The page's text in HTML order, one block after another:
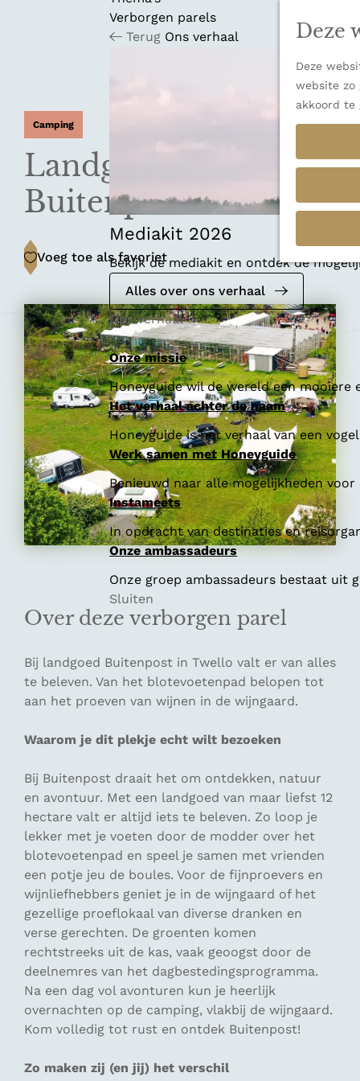
Deze
Deze
website zo
akkoord te
Verborgen parels
Terug Ons verhaal
Mediakit 2026
Bekijk de mediakit en ontdek de
Alles over ons verhaal
Ons verhaal
Onze missie
Honeyguide wil de wereld een
Het verhaal achter de naam
Honeyguide is het verhaal van een
Werk samen met Honeyguide
Benieuwd naar alle mogelijkheden
Instameets
In opdracht van destinaties en
Onze ambassadeurs
Onze groep ambassadeurs bestaat uit
Sluiten
Landgoed
Buitenpost
Camping
Voeg toe als favoriet
Voeg toe als favoriet
Over deze verborgen parel
Bij landgoed Buitenpost in Twello valt er van alles
te beleven. Van het blotevoetenpad belopen tot
aan het proeven van wijnen in de wijngaard.
Waarom je dit plekje echt wilt bezoeken
Bij Buitenpost draait het om ontdekken, natuur
en avontuur. Met een landgoed van maar liefst 12
hectare valt er altijd iets te beleven. Zo loop je
lekker met je voeten door de modder over het
blotevoetenpad en speel je samen met vrienden
een potje jeu de boules. Voor de fijnproevers en
wijnliefhebbers geniet je in de wijngaard of het
gezellige proeflokaal van diverse dranken en
verse gerechten. De groenten komen
rechtstreeks uit de kas, vaak geoogst door de
deelnemres van het dagbestedingsprogramma.
Na een dag vol avonturen kun je heerlijk
overnachten op de camping, vlakbij de wijngaard.
Kom volledig tot rust en ontdek Buitenpost!
Zo maken zij (en jij) het verschil